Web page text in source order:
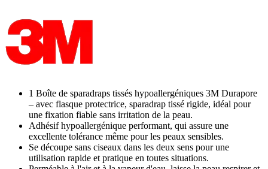
1 Boîte de sparadraps tissés hypoallergéniques 3M Durapore
– avec flasque protectrice, sparadrap tissé rigide, idéal pour
une fixation fiable sans irritation de la peau.
Adhésif hypoallergénique performant, qui assure une
excellente tolérance même pour les peaux sensibles.
Se découpe sans ciseaux dans les deux sens pour une
utilisation rapide et pratique en toutes situations.